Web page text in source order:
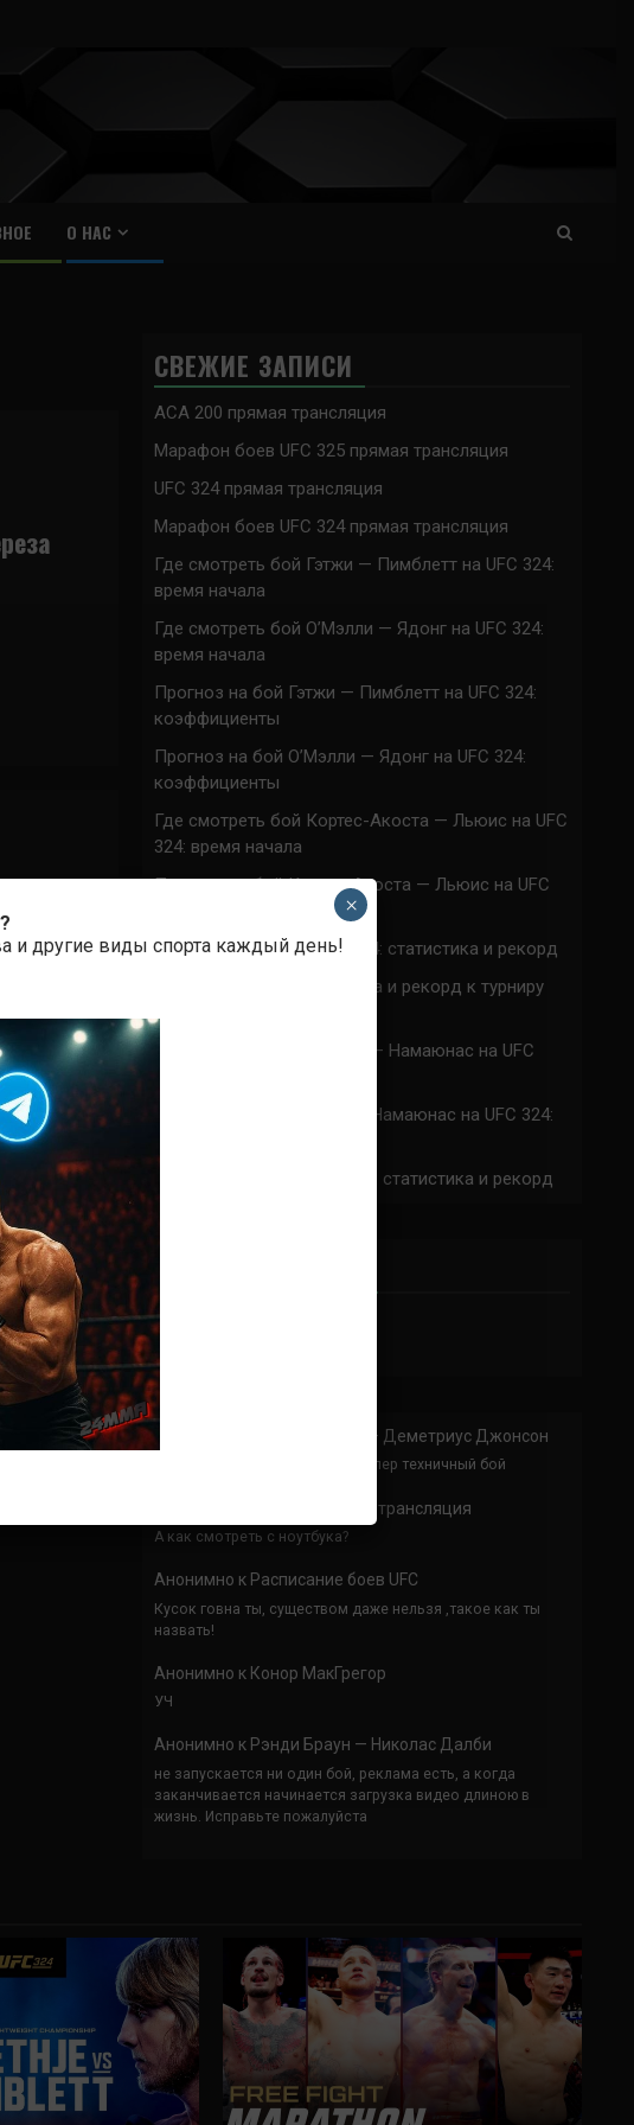
О НАС
СВЕЖИЕ ЗАПИСИ
ACA 200 прямая трансляция
Марафон боев UFC 325 прямая трансляция
UFC 324 прямая трансляция
Марафон боев UFC 324 прямая трансляция
Где смотреть бой Гэтжи — Пимблетт на UFC 324:
время начала
Где смотреть бой О’Мэлли — Ядонг на UFC 324:
время начала
Прогноз на бой Гэтжи — Пимблетт на UFC 324:
коэффициенты
Прогноз на бой О’Мэлли — Ядонг на UFC 324:
коэффициенты
Где смотреть бой Кортес-Акоста — Льюис на UFC
324: время начала
Прогноз на бой Кортес-Акоста — Льюис на UFC
Наталья Сильва на UFC 324: статистика и рекорд
Роуз Намаюнас: статистика и рекорд к турниру
Где смотреть бой Сильва — Намаюнас на UFC
Прогноз на бой Сильва — Намаюнас на UFC 324:
Арнольд Аллен на UFC 324: статистика и рекорд
Анонимно Доминик Круз — Деметриус Джонсон
Спасибо что выложили этот супер техничный бой
UFC 324 прямая трансляция
А как смотреть с ноутбука?
Анонимно к Расписание боев UFC
Кусок говна ты, существом даже нельзя ,такое как ты
назвать!
Анонимно к Конор МакГрегор
УЧ
Анонимно к Рэнди Браун — Николас Далби
не запускается ни один бой, реклама есть, а когда
заканчивается начинается загрузка видео длиною в
жизнь. Исправьте пожалуйста
и другие виды спорта каждый день!
×